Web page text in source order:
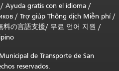
/ Ayuda gratis con el idioma /
/ Trợ giúp Thông dịch Miễn phí/
料の言語支援/ 무료 언어 지원 /
de Transporte de San
reservados.